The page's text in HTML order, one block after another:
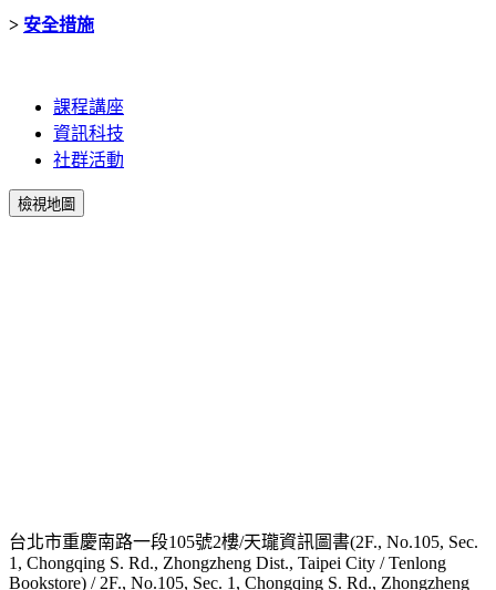
> 安全措施
課程講座
資訊科技
社群活動
檢視地圖
台北市重慶南路一段105號2樓/天瓏資訊圖書(2F., No.105, Sec.
1, Chongqing S. Rd., Zhongzheng Dist., Taipei City / Tenlong
Bookstore) / 2F., No.105, Sec. 1, Chongqing S. Rd., Zhongzheng